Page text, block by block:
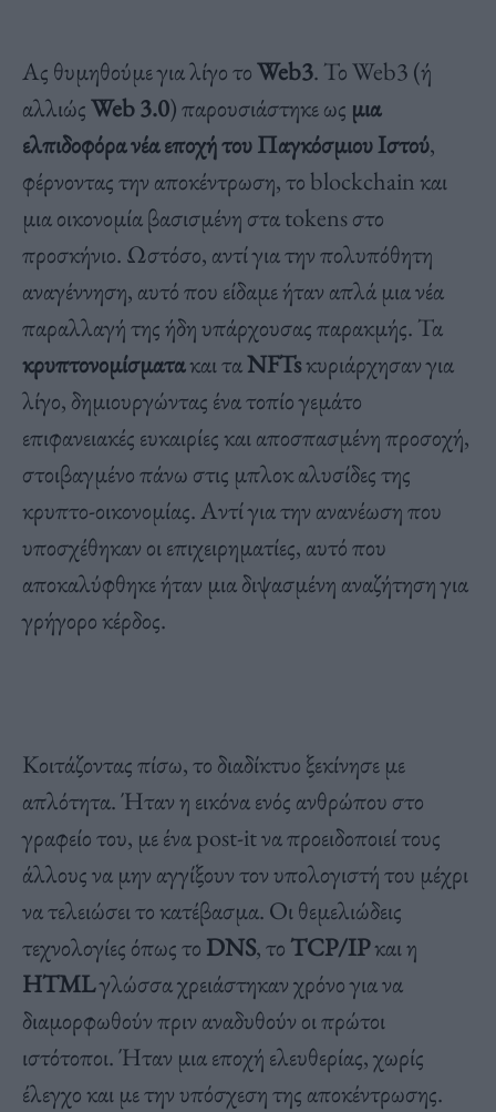
Ας θυμηθούμε για λίγο τοWeb3. Το Web3 (ή
αλλιώςWeb 3.0) παρουσιάστηκε ως μια
ελπιδοφόρα νέα εποχή του Παγκόσμιου Ιστού,
φέρνοντας την αποκέντρωση, το blockchain και
μια οικονομία βασισμένη στα tokens στο
προσκήνιο. Ωστόσο, αντί για την πολυπόθητη
αναγέννηση, αυτό που είδαμε ήταν απλά μια νέα
παραλλαγή της ήδη υπάρχουσας παρακμής. Τα
κρυπτονομίσματακαι ταNFTsκυριάρχησαν για
λίγο, δημιουργώντας ένα τοπίο γεμάτο
επιφανειακές ευκαιρίες και αποσπασμένη προσοχή,
στοιβαγμένο πάνω στις μπλοκ αλυσίδες της
κρυπτο-οικονομίας. Αντί για την ανανέωση που
υποσχέθηκαν οι επιχειρηματίες, αυτό που
αποκαλύφθηκε ήταν μια διψασμένη αναζήτηση για
γρήγορο κέρδος.
Κοιτάζοντας πίσω, το διαδίκτυο ξεκίνησε με
απλότητα. Ήταν η εικόνα ενός ανθρώπου στο
γραφείο του, με ένα post-it να προειδοποιεί τους
άλλους να μην αγγίξουν τον υπολογιστή του μέχρι
να τελειώσει το κατέβασμα. Οι θεμελιώδεις
τεχνολογίες όπως το DNS, το TCP/IPκαι η
HTMLγλώσσα χρειάστηκαν χρόνο για να
διαμορφωθούν πριν αναδυθούν οι πρώτοι
ιστότοποι. Ήταν μια εποχή ελευθερίας, χωρίς
έλεγχο και με την υπόσχεση της αποκέντρωσης.